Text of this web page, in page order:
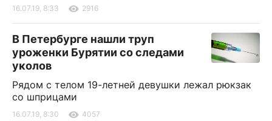
16.07.19, 8:33 2916
В Петербурге нашли труп
уроженки Бурятии со следами
уколов
Рядом с телом 19-летней девушки лежал рюкзак
со шприцами
16.07.19, 8:30 4057